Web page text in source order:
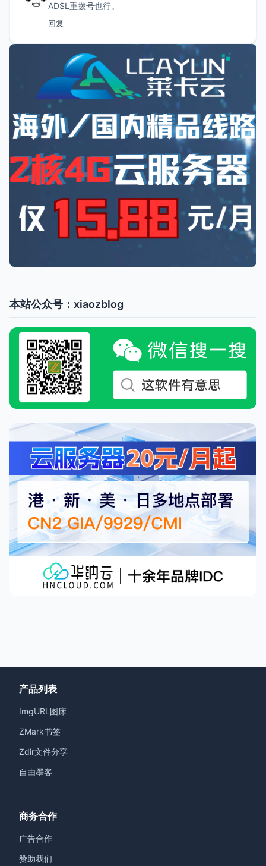
ADSL重拨号也行。
回复
本站公众号：xiaozblog
产品列表
ImgURL图床
ZMark书签
Zdir文件分享
自由墨客
商务合作
广告合作
赞助我们